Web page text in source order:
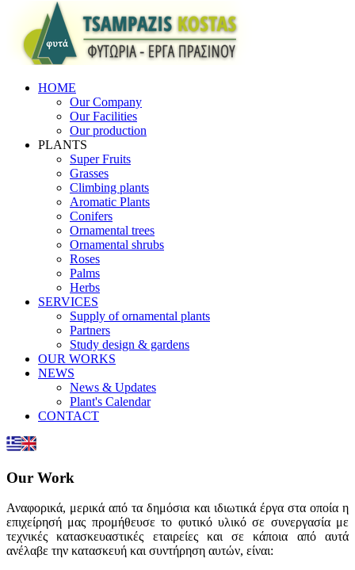
HOME
Our Company
Our Facilities
Our production
PLANTS
Super Fruits
Grasses
Climbing plants
Aromatic Plants
Conifers
Ornamental trees
Ornamental shrubs
Roses
Palms
Herbs
SERVICES
Supply of ornamental plants
Partners
Study design & gardens
OUR WORKS
NEWS
News & Updates
Plant's Calendar
CONTACT
Our Work
Αναφορικά, μερικά από τα δημόσια και ιδιωτικά έργα στα οποία η
επιχείρησή μας προμήθευσε το φυτικό υλικό σε συνεργασία με
τεχνικές κατασκευαστικές εταιρείες και σε κάποια από αυτά
ανέλαβε την κατασκευή και συντήρηση αυτών, είναι: